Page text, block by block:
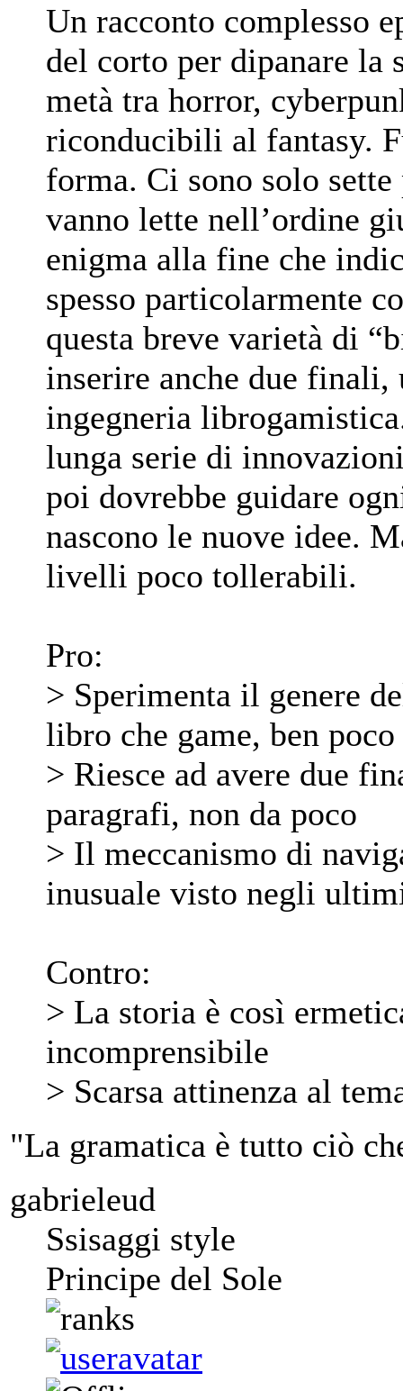
Un racconto complesso
del corto per dipanare la
metà tra horror,
riconducibili al fantasy.
forma. Ci sono solo
vanno lette nell’ordine
enigma alla fine che
spesso particolarmente
questa breve varietà di
inserire anche due
ingegneria
lunga serie di
poi dovrebbe guidare
nascono le nuove idee.
livelli poco tollerabili.
Pro:
> Sperimenta il genere
libro che game, ben
> Riesce ad avere due
paragrafi, non da poco
> Il meccanismo di
inusuale visto negli
Contro:
> La storia è così
incomprensibile
> Scarsa attinenza al
"La gramatica è tutto ciò
gabrieleud
Ssisaggi style
Principe del Sole